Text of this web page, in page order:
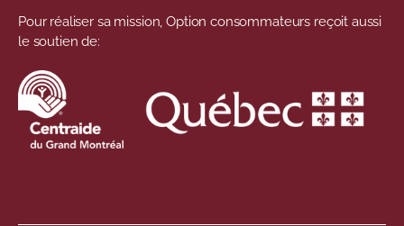
Pour réaliser sa mission, Option consommateurs reçoit aussi
le soutien de: